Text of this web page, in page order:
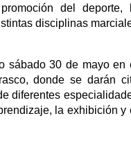
del deporte,
disciplinas
sábado 30 de mayo en
donde se darán
diferentes
la exhibición y